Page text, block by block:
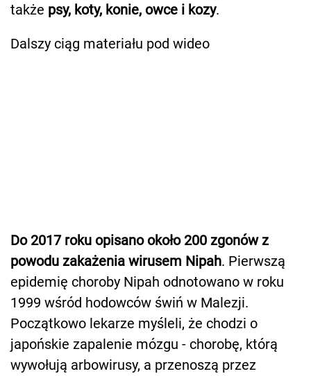
także psy, koty, konie, owce i kozy.
Dalszy ciąg materiału pod wideo
Do 2017 roku opisano około 200 zgonów z
powodu zakażenia wirusem Nipah. Pierwszą
epidemię choroby Nipah odnotowano w roku
1999 wśród hodowców świń w Malezji.
Początkowo lekarze myśleli, że chodzi o
japońskie zapalenie mózgu - chorobę, którą
wywołują arbowirusy, a przenoszą przez